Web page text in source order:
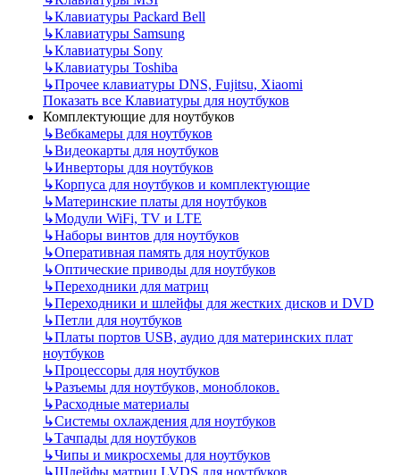
↳Клавиатуры Packard Bell
↳Клавиатуры Samsung
↳Клавиатуры Sony
↳Клавиатуры Toshiba
↳Прочее клавиатуры DNS, Fujitsu, Xiaomi
Показать все Клавиатуры для ноутбуков
Комплектующие для ноутбуков
↳Вебкамеры для ноутбуков
↳Видеокарты для ноутбуков
↳Инверторы для ноутбуков
↳Корпуса для ноутбуков и комплектующие
↳Материнские платы для ноутбуков
↳Модули WiFi, TV и LTE
↳Наборы винтов для ноутбуков
↳Оперативная память для ноутбуков
↳Оптические приводы для ноутбуков
↳Переходники для матриц
↳Переходники и шлейфы для жестких дисков и DVD
↳Петли для ноутбуков
↳Платы портов USB, аудио для материнских плат
ноутбуков
↳Процессоры для ноутбуков
↳Разъемы для ноутбуков, моноблоков.
↳Расходные материалы
↳Системы охлаждения для ноутбуков
↳Тачпады для ноутбуков
↳Чипы и микросхемы для ноутбуков
↳Шлейфы матриц LVDS для ноутбуков